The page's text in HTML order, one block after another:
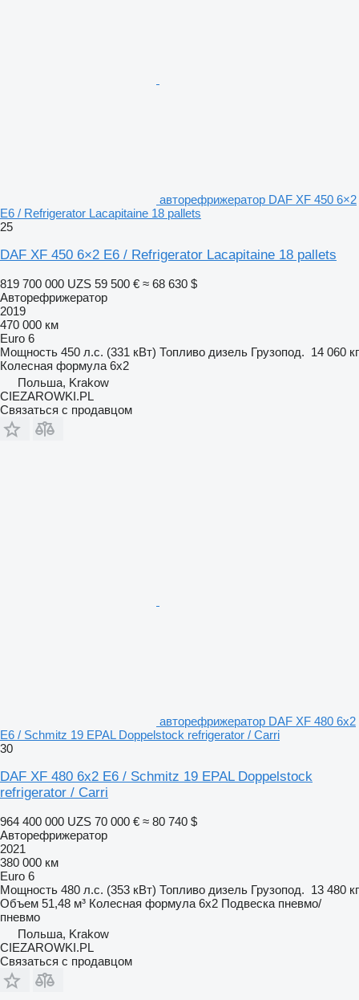
авторефрижератор DAF XF 450 6×2
E6 / Refrigerator Lacapitaine 18 pallets
25
DAF XF 450 6×2 E6 / Refrigerator Lacapitaine 18 pallets
819 700 000 UZS 59 500 € ≈ 68 630 $
Авторефрижератор
2019
470 000 км
Euro 6
Мощность 450 л.с. (331 кВт) Топливо дизель Грузопод. 14 060 кг
Колесная формула 6x2
Польша, Krakow
CIEZAROWKI.PL
Связаться с продавцом
авторефрижератор DAF XF 480 6x2
E6 / Schmitz 19 EPAL Doppelstock refrigerator / Carri
30
DAF XF 480 6x2 E6 / Schmitz 19 EPAL Doppelstock
refrigerator / Carri
964 400 000 UZS 70 000 € ≈ 80 740 $
Авторефрижератор
2021
380 000 км
Euro 6
Мощность 480 л.с. (353 кВт) Топливо дизель Грузопод. 13 480 кг
Объем 51,48 м³ Колесная формула 6x2 Подвеска пневмо/
пневмо
Польша, Krakow
CIEZAROWKI.PL
Связаться с продавцом